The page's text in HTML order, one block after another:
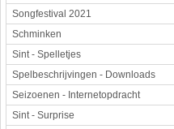
Songfestival 2021
Schminken
Sint - Spelletjes
Spelbeschrijvingen - Downloads
Seizoenen - Internetopdracht
Sint - Surprise